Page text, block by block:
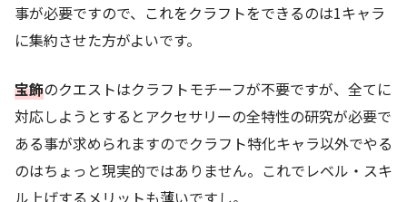
事が必要ですので、これをクラフトをできるのは1キャラ
に集約させた方がよいです。
宝飾のクエストはクラフトモチーフが不要ですが、全てに
対応しようとするとアクセサリーの全特性の研究が必要で
ある事が求められますのでクラフト特化キャラ以外でやる
のはちょっと現実的ではありません。これでレベル・スキ
ル上げするメリットも薄いですし。